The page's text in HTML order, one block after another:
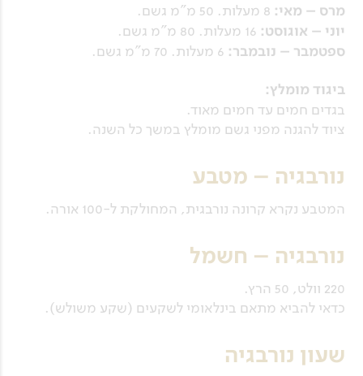
מרס – מאי:
יוני – אוגוסט:
ספטמבר – נובמבר:
ביגוד מומלץ:
בגדים חמים עד חמים מאוד.
ציוד להגנה מפני גשם מומלץ במשך כל השנה.
נורבגיה – מטבע
המטבע נקרא קרונה נורבגית, המחולקת ל-100 אורה.
נורבגיה – חשמל
220 וולט, 50 הרץ.
כדאי להביא מתאם בינלאומי לשקעים (שקע משולש).
שעון נורבגיה